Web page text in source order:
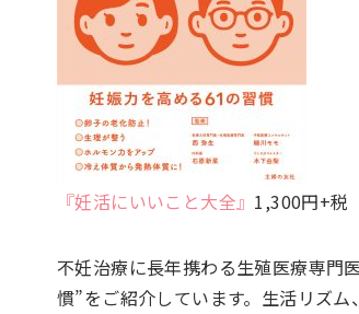
『妊活にいいこと大全』 1,300円+税
不妊治療に長年携わる生殖医療専門
慣”をご紹介しています。生活リズ